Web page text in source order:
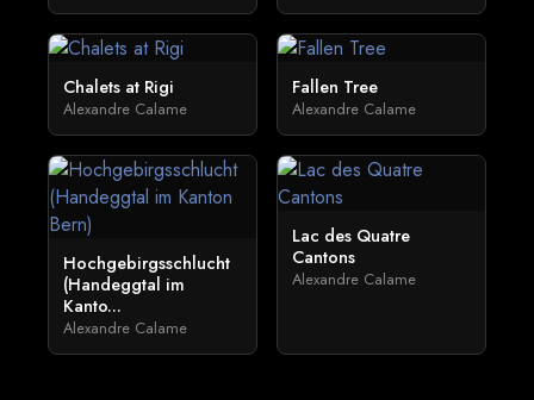
Chalets at Rigi
Alexandre Calame
Fallen Tree
Alexandre Calame
Hochgebirgsschlucht
(Handeggtal im
Kanto...
Alexandre Calame
Lac des Quatre
Cantons
Alexandre Calame